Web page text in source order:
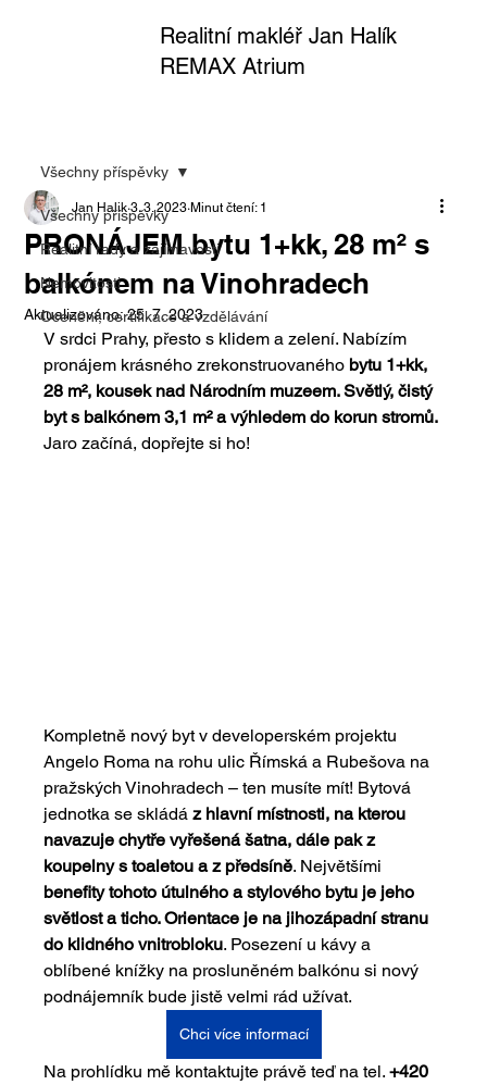
Realitní makléř Jan Halík
REMAX Atrium
Všechny příspěvky
Realitní rady a zajímavosti
Nemovitosti
Ocenění, certifikace a vzdělávání
Všechny příspěvky
PRONÁJEM bytu 1+kk, 28 m² s
balkónem na Vinohradech
Jan Halik 3. 3. 2023 Minut čtení: 1
Aktualizováno:25. 7. 2023
V srdci Prahy, přesto s klidem a zelení. Nabízím
pronájem krásného zrekonstruovaného bytu 1+kk,
28 m², kousek nad Národním muzeem. Světlý, čistý
byt s balkónem 3,1 m² a výhledem do korun stromů.
Jaro začíná, dopřejte si ho!
Kompletně nový byt v developerském projektu
Angelo Roma na rohu ulic Římská a Rubešova na
pražských Vinohradech – ten musíte mít! Bytová
jednotka se skládá z hlavní místnosti, na kterou
navazuje chytře vyřešená šatna, dále pak z
koupelny s toaletou a z předsíně. Největšími
benefity tohoto útulného a stylového bytu je jeho
světlost a ticho. Orientace je na jihozápadní stranu
do klidného vnitrobloku. Posezení u kávy a
oblíbené knížky na prosluněném balkónu si nový
podnájemník bude jistě velmi rád užívat.
Chci více informací
Na prohlídku mě kontaktujte právě teď na tel. +420